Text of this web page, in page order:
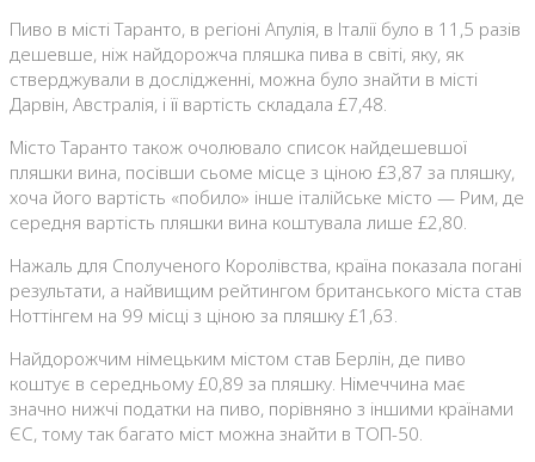
Пиво в місті Таранто, в регіоні Апулія, в Італії було в 11,5 разів
дешевше, ніж найдорожча пляшка пива в світі, яку, як
стверджували в дослідженні, можна було знайти в місті
Дарвін, Австралія, і її вартість складала £7,48.
Місто Таранто також очолювало список найдешевшої
пляшки вина, посівши сьоме місце з ціною £3,87 за пляшку,
хоча його вартість «побило» інше італійське місто — Рим, де
середня вартість пляшки вина коштувала лише £2,80.
Нажаль для Сполученого Королівства, країна показала погані
результати, а найвищим рейтингом британського міста став
Ноттінгем на 99 місці з ціною за пляшку £1,63.
Найдорожчим німецьким містом став Берлін, де пиво
коштує в середньому £0,89 за пляшку. Німеччина має
значно нижчі податки на пиво, порівняно з іншими країнами
ЄС, тому так багато міст можна знайти в ТОП-50.